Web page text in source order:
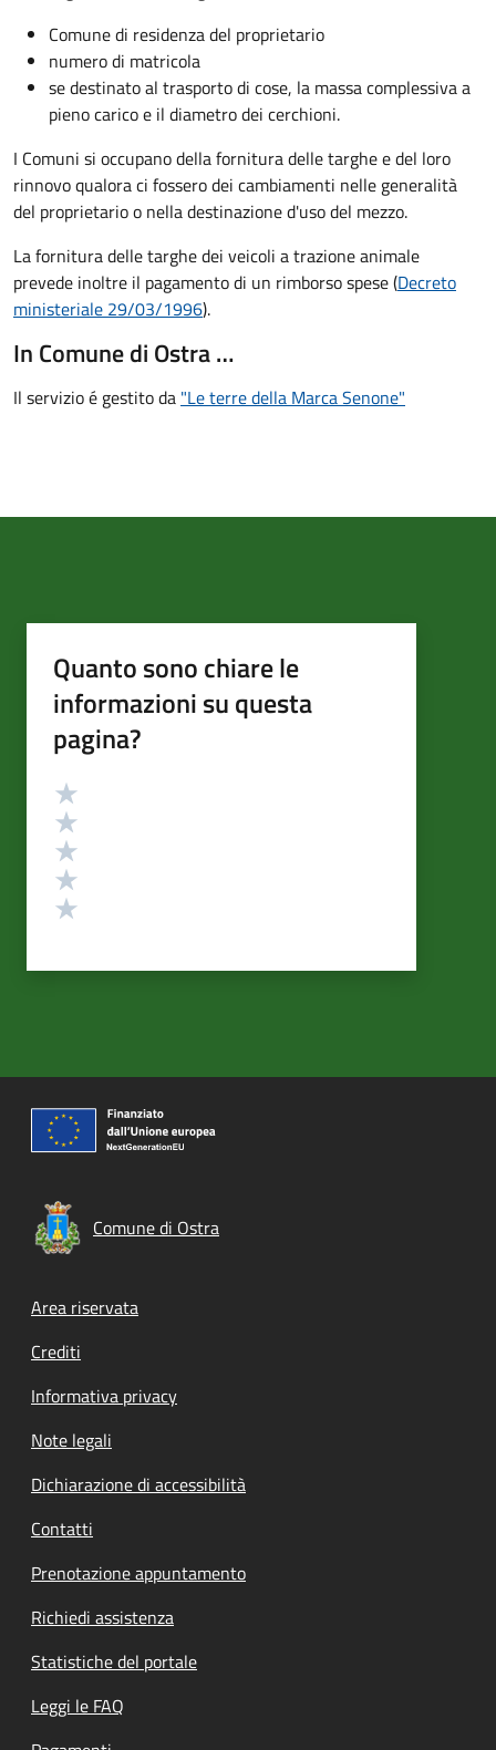
Comune di residenza del proprietario
numero di matricola
se destinato al trasporto di cose, la massa complessiva a
pieno carico e il diametro dei cerchioni.
I Comuni si occupano della fornitura delle targhe e del loro
rinnovo qualora ci fossero dei cambiamenti nelle generalità
del proprietario o nella destinazione d'uso del mezzo.
La fornitura delle targhe dei veicoli a trazione animale
prevede inoltre il pagamento di un rimborso spese (Decreto
ministeriale 29/03/1996).
In Comune di Ostra …
Il servizio é gestito da "Le terre della Marca Senone"
Quanto sono chiare le
informazioni su questa
pagina?
Valutazione
Comune di Ostra
Footer menu
Area riservata
Crediti
Informativa privacy
Note legali
Dichiarazione di accessibilità
Contatti
Prenotazione appuntamento
Richiedi assistenza
Statistiche del portale
Leggi le FAQ